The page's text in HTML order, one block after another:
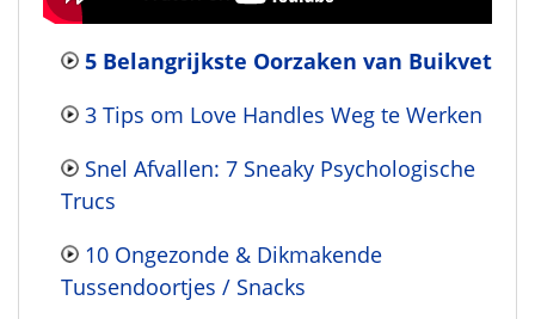
5 Belangrijkste Oorzaken van Buikvet
3 Tips om Love Handles Weg te Werken
Snel Afvallen: 7 Sneaky Psychologische
Trucs
10 Ongezonde & Dikmakende
Tussendoortjes / Snacks